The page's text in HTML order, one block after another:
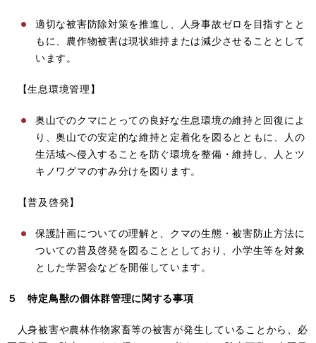
適切な被害防除対策を推進し、人身事故ゼロを目指すとと
もに、農作物被害は現状維持または減少させることとして
います。
【生息環境管理】
奥山でのクマにとっての良好な生息環境の維持と回復によ
り、奥山での安定的な維持と定着化を図るとともに、人の
生活域へ侵入することを防ぐ環境を整備・維持し、人とツ
キノワグマのすみ分けを図ります。
【普及啓発】
保護計画についての理解と、クマの生態・被害防止方法に
ついての普及啓発を図ることとしており、小学生等を対象
とした学習会などを開催しています。
５ 特定鳥獣の個体群管理に関する事項
人身被害や農林作物家畜等の被害が発生していることから、必